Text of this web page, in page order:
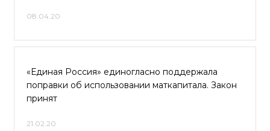
08.04.20
«Единая Россия» единогласно поддержала
поправки об использовании маткапитала. Закон
принят
21.02.20